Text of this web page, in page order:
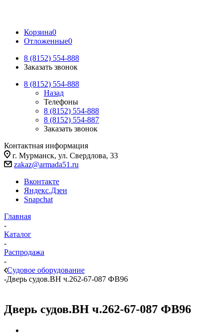
Корзина0
Отложенные0
8 (8152) 554-888
Заказать звонок
8 (8152) 554-888
Назад
Телефоны
8 (8152) 554-888
8 (8152) 554-887
Заказать звонок
Контактная информация
г. Мурманск, ул. Свердлова, 33
zakaz@armada51.ru
Вконтакте
Яндекс.Дзен
Snapchat
Главная
-
Каталог
-
Распродажа
-
Судовое оборудование
-Дверь судов.ВН ч.262-67-087 ФВ96
Дверь судов.ВН ч.262-67-087 ФВ96